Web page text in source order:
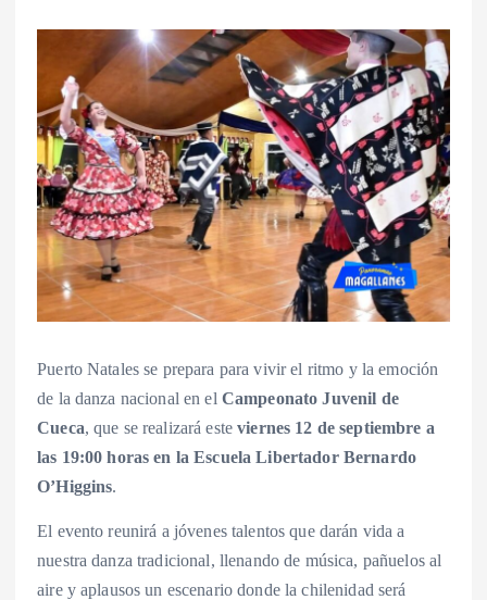
Puerto Natales se prepara para vivir el ritmo y la emoción
de la danza nacional en el Campeonato Juvenil de
Cueca, que se realizará esteviernes 12 de septiembre a
las 19:00 horas en la Escuela Libertador Bernardo
O’Higgins.
El evento reunirá a jóvenes talentos que darán vida a
nuestra danza tradicional, llenando de música, pañuelos al
aire y aplausos un escenario donde la chilenidad será